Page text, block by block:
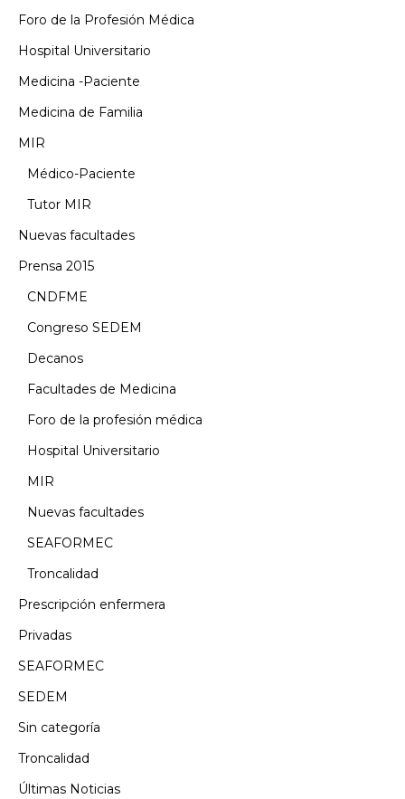
Foro de la Profesión Médica
Hospital Universitario
Medicina -Paciente
Medicina de Familia
MIR
Médico-Paciente
Tutor MIR
Nuevas facultades
Prensa 2015
CNDFME
Congreso SEDEM
Decanos
Facultades de Medicina
Foro de la profesión médica
Hospital Universitario
MIR
Nuevas facultades
SEAFORMEC
Troncalidad
Prescripción enfermera
Privadas
SEAFORMEC
SEDEM
Sin categoría
Troncalidad
Últimas Noticias